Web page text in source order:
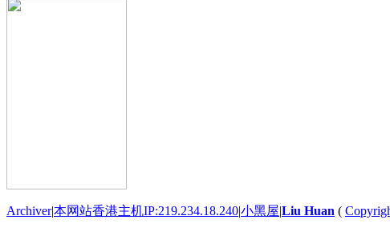
Archiver|本网站香港主机IP:219.234.18.240|小黑屋|Liu Huan (